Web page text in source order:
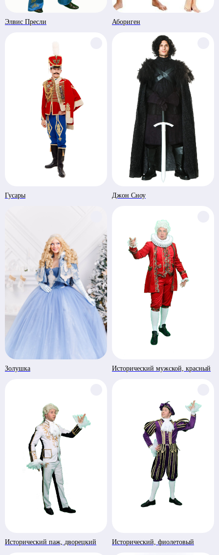
Элвис Пресли Абориген
Гусары Джон Сноу
Золушка Исторический мужской, красный
Исторический паж, дворецкий Исторический, фиолетовый